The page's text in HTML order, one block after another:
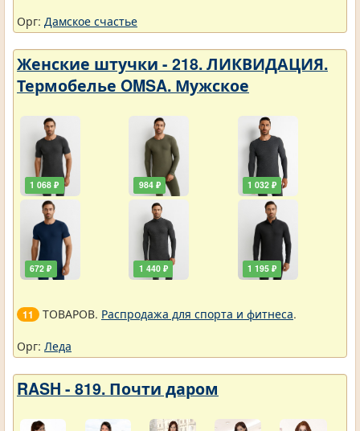
Орг: Дамское счастье
Женские штучки - 218. ЛИКВИДАЦИЯ.
Термобелье OMSA. Мужское
1 068 ₽
672 ₽
984 ₽
1 440 ₽
1 032 ₽
1 195 ₽
11 ТОВАРОВ. Распродажа для спорта и фитнеса.
Орг: Леда
RASH - 819. Почти даром